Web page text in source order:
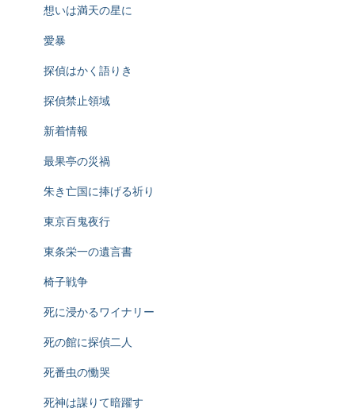
想いは満天の星に
愛暴
探偵はかく語りき
探偵禁止領域
新着情報
最果亭の災禍
朱き亡国に捧げる祈り
東京百鬼夜行
東条栄一の遺言書
椅子戦争
死に浸かるワイナリー
死の館に探偵二人
死番虫の慟哭
死神は謀りて暗躍す